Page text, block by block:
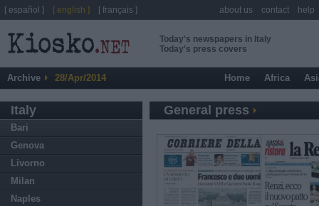
Today's newspapers in Italy
Today's press covers
Archive 28/Apr/2014 Home Africa
Italy
Bari
Genova
Livorno
Milan
Naples
General press
[ español ] [ english ] [ français ] about us contact help